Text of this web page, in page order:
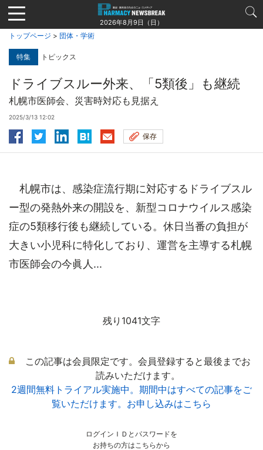
Jump
to
navigation
2026年8月9日（日）
トップページ > 団体・学術
特集 トピックス
ドライブスルー外来、「5類後」も継続
札幌市医師会、災害時対応も見据え
2025/3/13 12:02
保存
札幌市は、感染症流行期に対応するドライブスル
ー型の発熱外来の開設を、新型コロナウイルス感染
症の5類移行後も継続している。休日当番の負担が
大きい小児科に特化しており、運営を主導する札幌
市医師会の今眞人...
残り1041文字
この記事は会員限定です。会員登録すると最後までお
読みいただけます。
2週間無料トライアル実施中。期間中はすべての記事をご
覧いただけます。お申し込みはこちら
ログインＩＤとパスワードを
お持ちの方はこちらから